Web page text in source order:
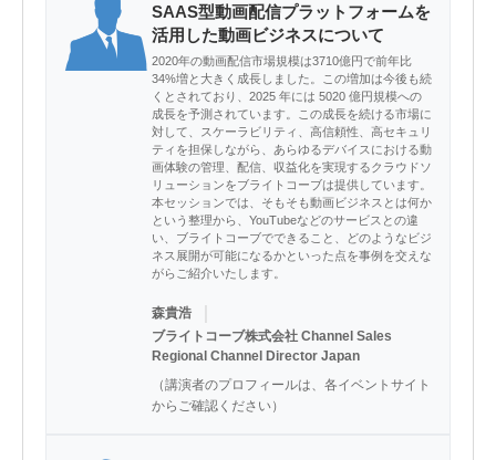
SAAS型動画配信プラットフォームを
活用した動画ビジネスについて
2020年の動画配信市場規模は3710億円で前年比
34%増と大きく成長しました。この増加は今後も続
くとされており、2025 年には 5020 億円規模への
成長を予測されています。この成長を続ける市場に
対して、スケーラビリティ、高信頼性、高セキュリ
ティを担保しながら、あらゆるデバイスにおける動
画体験の管理、配信、収益化を実現するクラウドソ
リューションをブライトコーブは提供しています。
本セッションでは、そもそも動画ビジネスとは何か
という整理から、YouTubeなどのサービスとの違
い、ブライトコーブでできること、どのようなビジ
ネス展開が可能になるかといった点を事例を交えな
がらご紹介いたします。
森貴浩
ブライトコーブ株式会社 Channel Sales
Regional Channel Director Japan
（講演者のプロフィールは、各イベントサイト
からご確認ください）